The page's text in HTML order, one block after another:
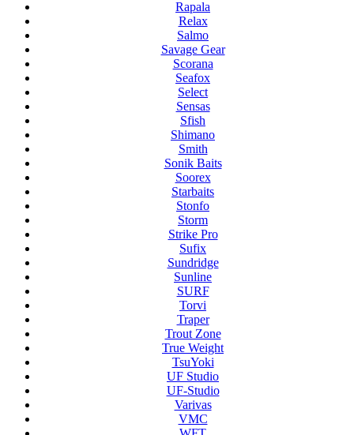
Rapala
Relax
Salmo
Savage Gear
Scorana
Seafox
Select
Sensas
Sfish
Shimano
Smith
Sonik Baits
Soorex
Starbaits
Stonfo
Storm
Strike Pro
Sufix
Sundridge
Sunline
SURF
Torvi
Traper
Trout Zone
True Weight
TsuYoki
UF Studio
UF-Studio
Varivas
VMC